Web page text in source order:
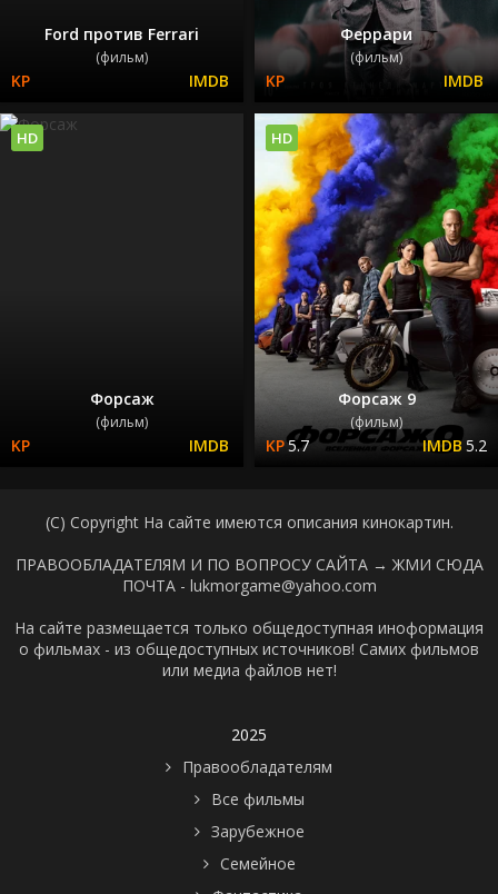
Ford против Ferrari
(фильм)
Феррари
(фильм)
Форсаж
(фильм)
HD
Форсаж 9
(фильм)
5.7 5.2
HD
(C) Copyright На сайте имеются описания кинокартин.
ПРАВООБЛАДАТЕЛЯМ И ПО ВОПРОСУ САЙТА → ЖМИ СЮДА
ПОЧТА - lukmorgame@yahoo.com
На сайте размещается только общедоступная иноформация
о фильмах - из общедоступных источников! Самих фильмов
или медиа файлов нет!
2025
Правообладателям
Все фильмы
Зарубежное
Семейное